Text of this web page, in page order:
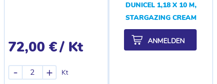
72,00 €/ Kt
Kt
- +
DUNICEL 1,18 X 10 M,
STARGAZING CREAM
ANMELDEN